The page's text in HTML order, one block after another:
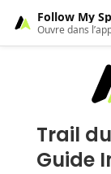
Trail
Guide
Follow My
Ouvre dans